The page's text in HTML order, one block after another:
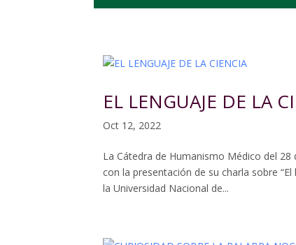
EL LENGUAJE DE LA
Oct 12, 2022
La Cátedra de Humanismo Médico del
con la presentación de su charla sobre
la Universidad Nacional de...